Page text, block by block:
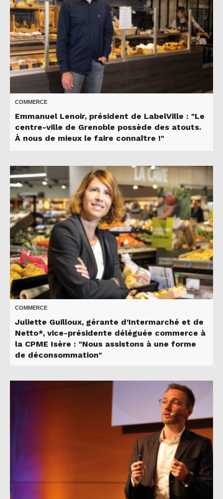
COMMERCE
Emmanuel Lenoir, président de LabelVille : "Le
centre-ville de Grenoble possède des atouts.
À nous de mieux le faire connaître !"
COMMERCE
Juliette Guilloux, gérante d’Intermarché et de
Netto*, vice-présidente déléguée commerce à
la CPME Isère : "Nous assistons à une forme
de déconsommation"